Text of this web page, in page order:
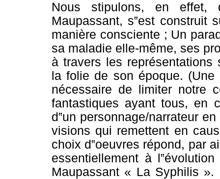
Nous stipulons, en effet,
Maupassant, s‟est construit
manière consciente ; Un
sa maladie elle-même, ses
à travers les
la folie de son époque.
nécessaire de limiter notre
fantastiques ayant tous, en
d‟un personnage/narrateur
visions qui remettent en
choix d‟oeuvres répond, par
essentiellement à
Maupassant « La Syphilis